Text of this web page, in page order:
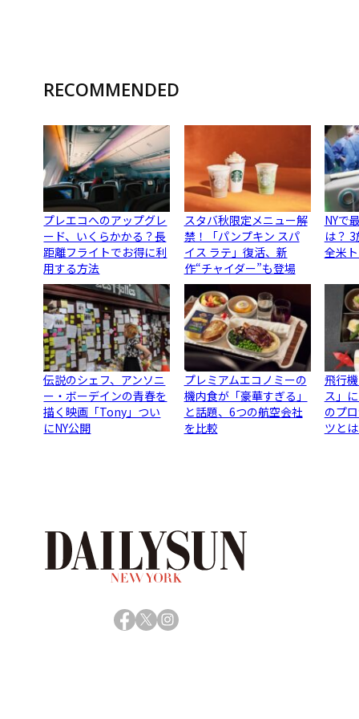
RECOMMENDED
プレエコへのアップグレ
ード、いくらかかる？長
距離フライトでお得に利
用する方法
スタバ秋限定メニュー解
禁！「パンプキン スパ
イス ラテ」復活、新
作“チャイダー”も登場
NYで
は？
全米
伝説のシェフ、アンソニ
ー・ボーデインの青春を
描く映画「Tony」つい
にNY公開
プレミアムエコノミーの
機内食が「豪華すぎる」
と話題、6つの航空会社
を比較
飛行
ス」
のプ
ツと
Facebook
X Instagram